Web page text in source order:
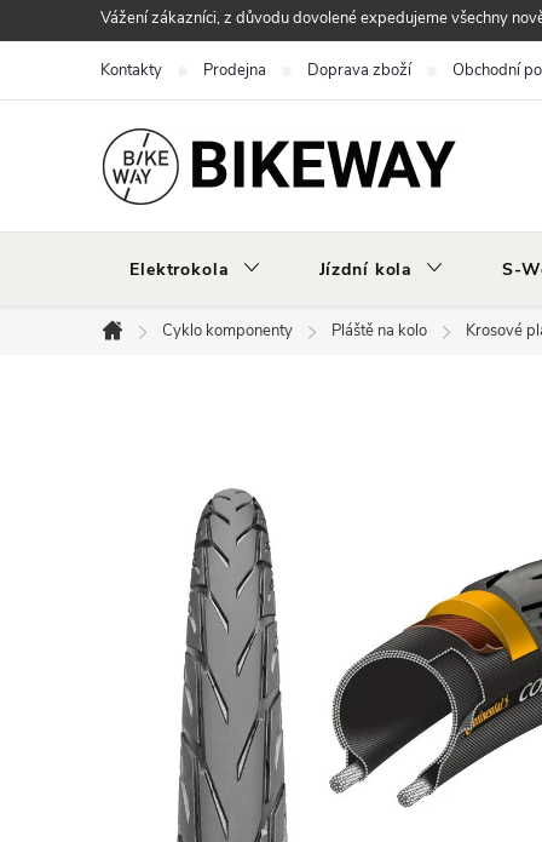
na
Vážení zákazníci, z důvodu dovolené expedujeme všechny
Kontakty Prodejna Doprava zboží Obchodní
Elektrokola Jízdní kola S-
Domů
Cyklo komponenty Pláště na kolo Krosové